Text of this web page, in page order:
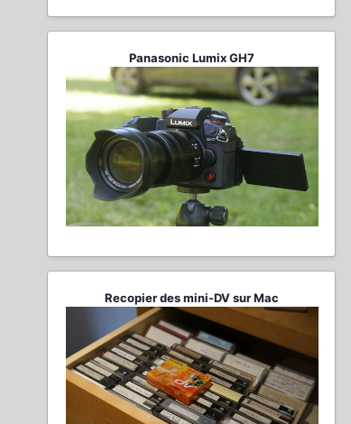
Panasonic Lumix GH7
Recopier des mini-DV sur Mac